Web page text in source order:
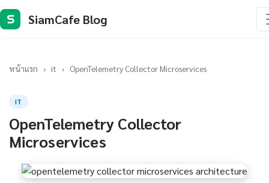
S SiamCafe Blog
หน้าแรก › it › OpenTelemetry Collector Microservices
IT
OpenTelemetry Collector
Microservices